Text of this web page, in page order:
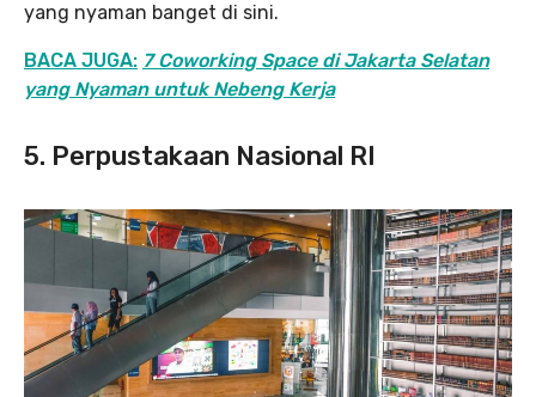
yang nyaman banget di sini.
BACA JUGA: 7 Coworking Space di Jakarta Selatan
yang Nyaman untuk Nebeng Kerja
5. Perpustakaan Nasional RI